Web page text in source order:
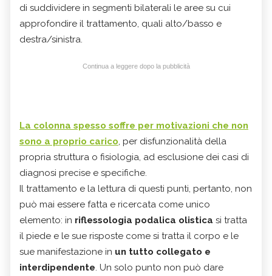
di suddividere in segmenti bilaterali le aree su cui
approfondire il trattamento, quali alto/basso e
destra/sinistra.
Continua a leggere dopo la pubblicità
La colonna spesso soffre per motivazioni che non
sono a proprio carico, per disfunzionalità della
propria struttura o fisiologia, ad esclusione dei casi di
diagnosi precise e specifiche.
Il trattamento e la lettura di questi punti, pertanto, non
può mai essere fatta e ricercata come unico
elemento: in riflessologia podalica olistica si tratta
il piede e le sue risposte come si tratta il corpo e le
sue manifestazione in un tutto collegato e
interdipendente. Un solo punto non può dare